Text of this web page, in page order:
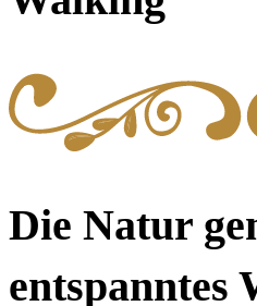
Die Natur
entspanntes